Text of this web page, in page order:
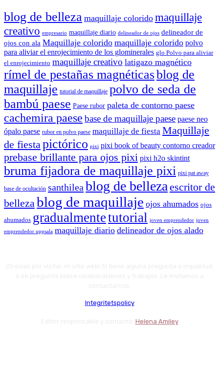
blog de belleza maquillaje colorido maquillaje
creativo empresario maquillaje diario delineador de ojos delineador de
ojos con ala Maquillaje colorido maquillaje colorido polvo
para aliviar el enrojecimiento de los glominerales glo Polvo para aliviar
el enrojecimiento maquillaje creativo latigazo magnético
rímel de pestañas magnéticasblog de
maquillaje tutorial de maquillaje polvo de seda de
bambú paese Paese rubor paleta de contorno paese
cachemira paese base de maquillaje paese paese neo
ópalo paese rubor en polvo paese maquillaje de fiesta Maquillaje
de fiestapictórico pixi pixi book of beauty contorno creador
prebase brillante para ojos pixi pixi h2o skintint
bruma fijadora de maquillaje pixi pixi pat away
base de ocultación santhileablog de bellezaescritor de
bellezablog de maquillaje ojos ahumados ojos
ahumados gradualmentetutorial joven emprendedor joven
emprendedor uppsala maquillaje diario delineador de ojos alado
Integritetspolicy
Helena Amiley